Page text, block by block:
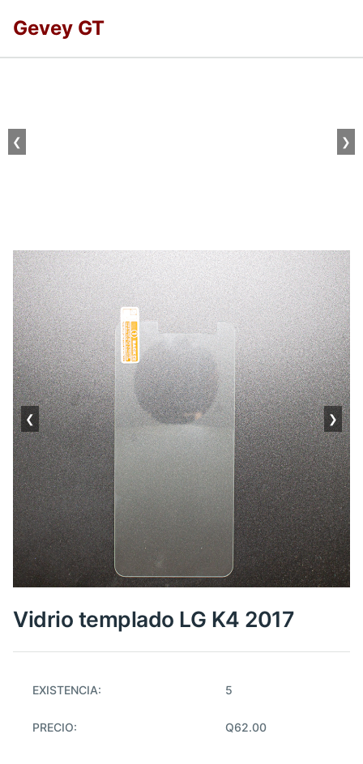
Gevey GT
❮ ❯
❮ ❯
Vidrio templado LG K4 2017
EXISTENCIA: 5
PRECIO: Q62.00